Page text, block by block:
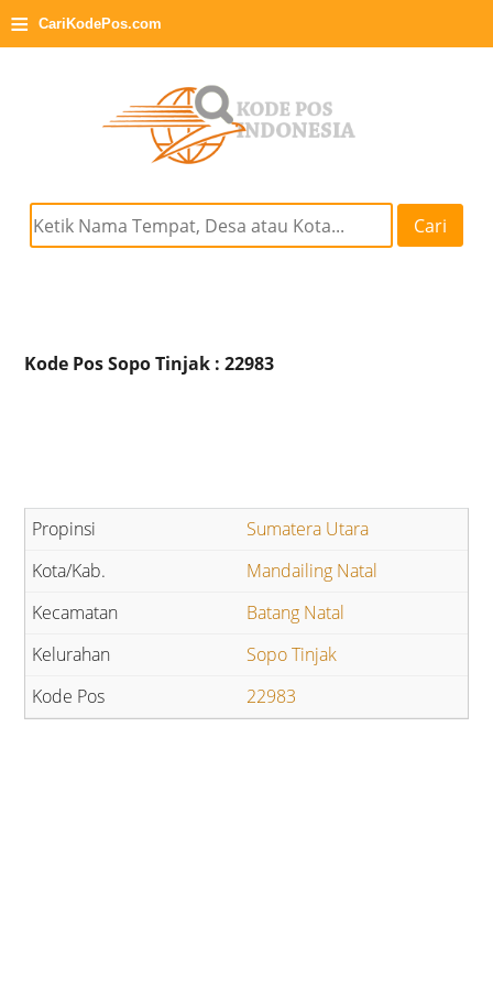
≡ CariKodePos.com
Cari
Kode Pos Sopo Tinjak : 22983
Sumatera Utara
Mandailing Natal
Batang Natal
Sopo Tinjak
22983